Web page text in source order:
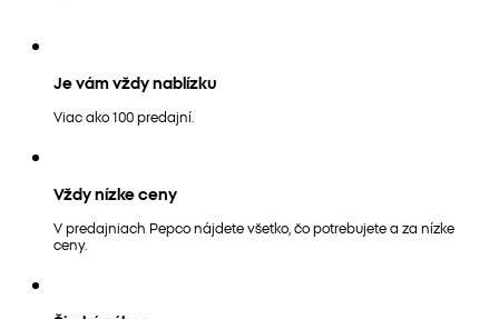
Je vám vždy nablízku
Viac ako 100 predajní.
Vždy nízke ceny
V predajniach Pepco nájdete všetko, čo potrebujete a za nízke
ceny.